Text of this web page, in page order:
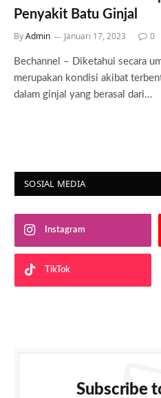
Penyakit Batu Ginjal
ByAdmin Januari 17, 2023 0
Bechannel – Diketahui secara
merupakan kondisi akibat
dalam ginjal yang berasal dari…
SOSIAL MEDIA
Instagram
TikTok
Subscribe